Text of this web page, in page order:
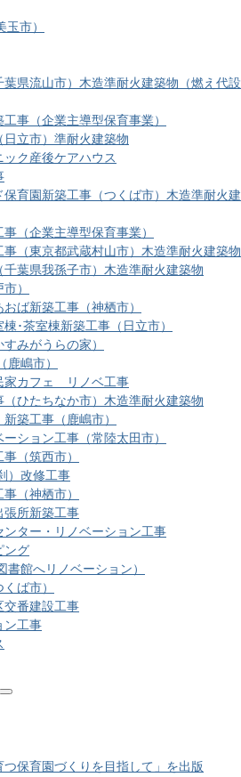
市）
葉県流山市）木造準耐火建築物（燃え代設
事（企業主導型保育事業）
立市）準耐火建築物
ク産後ケアハウス
保育園新築工事（つくば市）木造準耐火建
（企業主導型保育事業）
（東京都武蔵村山市）木造準耐火建築物
葉県我孫子市）木造準耐火建築物
）
ば新築工事（神栖市）
･茶室棟新築工事（日立市）
みがうらの家）
嶋市）
家カフェ リノベ工事
ひたちなか市）木造準耐火建築物
築工事（鹿嶋市）
ション工事（常陸太田市）
（筑西市）
）改修工事
（神栖市）
張所新築工事
ター・リノベーション工事
ング
館へリノベーション）
ば市）
交番建設工事
ン工事
保育園づくりを目指して」を出版